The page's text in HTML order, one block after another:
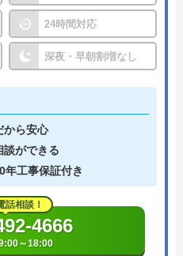
24時間対応
深夜・早朝割増なし
から安心
談ができる
年工事保証付き
話相談！
4666
～18:00